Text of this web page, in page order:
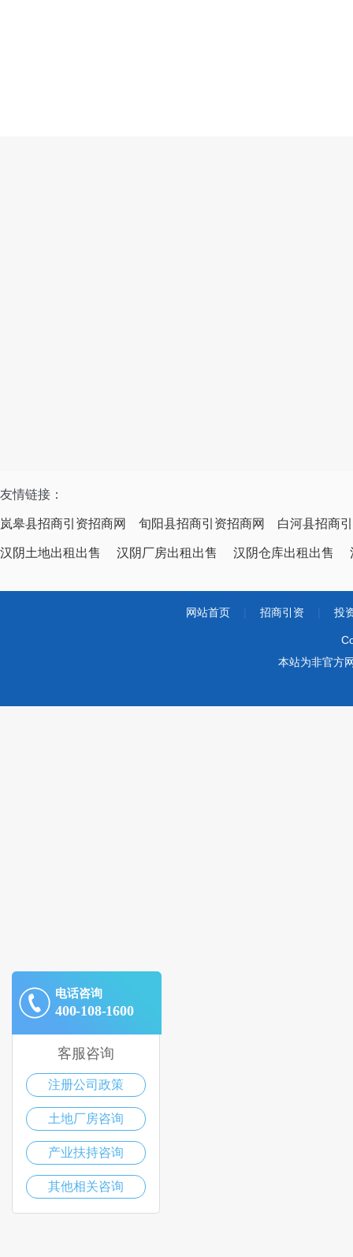
友情链接：
岚皋县招商引资招商网 旬阳县招商引资招商网 白河县招商
汉阴土地出租出售 汉阴厂房出租出售 汉阴仓库出租出售
网站首页 招商引资 投
本站为非官方
电话咨询
400-108-1600
客服咨询
注册公司政策
土地厂房咨询
产业扶持咨询
其他相关咨询